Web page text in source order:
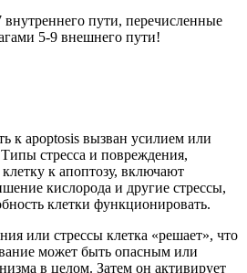
пути, перечисленные
5-9 внешнего пути!
к apoptosis вызван усилием или
стресса и повреждения,
к апоптозу, включают
кислорода и другие стрессы,
клетки функционировать.
или стрессы клетка «решает», что
может быть опасным или
в целом. Затем он активирует